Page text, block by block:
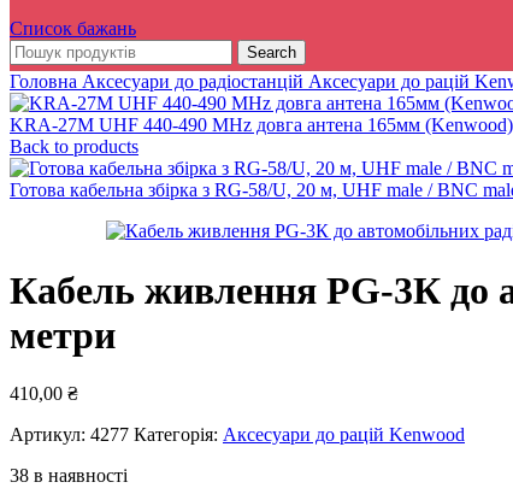
Список бажань
Search
Головна Аксесуари до радіостанцій Аксесуари до рацій
KRA-27M UHF 440-490 MHz довга антена 165мм (Kenwood)
Back to products
Готова кабельна збірка з RG-58/U, 20 м, UHF male / BNC
Кабель живлення PG-3К до
метри
410,00 ₴
Артикул: 4277 Категорія: Аксесуари до рацій Kenwood
38 в наявності